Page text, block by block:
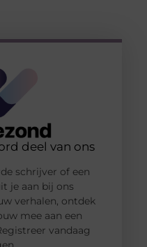
deel van ons
schrijver of een
je aan bij ons
verhalen, ontdek
mee aan een
vandaag